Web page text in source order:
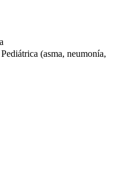
(asma, neumonía,